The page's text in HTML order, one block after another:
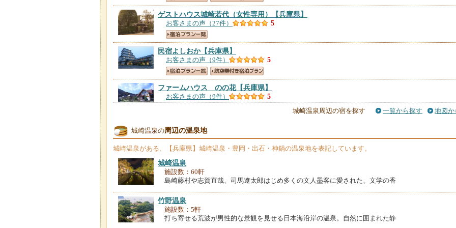
ゲストハウス城崎若代（女性専用） 【兵庫県】
お客さまの声（27件） 5
民宿よしおか【兵庫県】
お客さまの声（9件） 5
ファームハウス のの花【兵庫県】
お客さまの声（9件） 5
城崎 一日一組の隠れ宿 てらかわ
お客さまの声（8件）
ＫＩＮＯＳＡＫＩ ＫＮＯＴ【兵庫県】
お客さまの声（8件） 5
城崎温泉周辺の宿を探す 一覧から探す 地図か
城崎温泉の周辺の温泉地
城崎温泉がある、【兵庫県】城崎温泉・豊岡・出石・神鍋の温泉地を表記しています。
城崎温泉
施設数：60軒
島崎藤村や志賀直哉、司馬遼太郎はじめ多くの文人墨客に愛された、文学の香
竹野温泉
施設数：5軒
打ち寄せる荒波が男性的な景観を見せる日本海沿岸の温泉。自然に囲まれた静